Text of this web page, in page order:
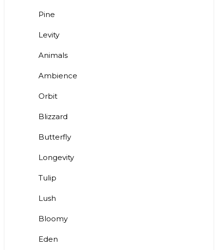
Pine
Levity
Animals
Ambience
Orbit
Blizzard
Butterfly
Longevity
Tulip
Lush
Bloomy
Eden